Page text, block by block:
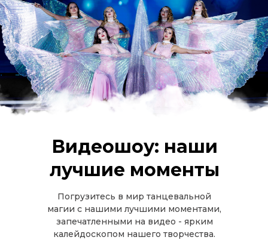
Погрузитесь в мир танцевальной
магии с нашими лучшими моментами,
запечатленными на видео - ярким
калейдоскопом нашего творчества.
Видеошоу: наши
лучшие моменты